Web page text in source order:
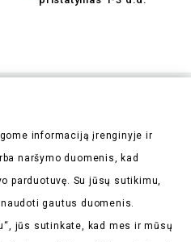
Mūsų
naujienas bei taikomas
informaciją įrenginyje ir
naršymo duomenis, kad
parduotuvę. Su jūsų sutikimu,
gautus duomenis.
jūs sutinkate, kad mes ir mūsų